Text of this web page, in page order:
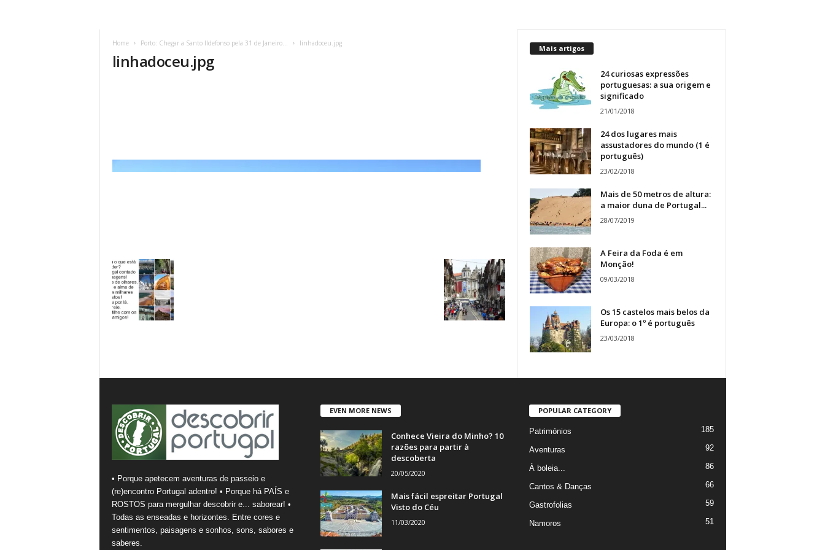
Home Porto: Chegar a Santo Ildefonso pela 31 de Janeiro… linhadoceu.jpg
linhadoceu.jpg
Mais artigos
24 curiosas expressões
portuguesas: a sua origem e
significado
21/01/2018
24 dos lugares mais
assustadores do mundo (1 é
português)
23/02/2018
Mais de 50 metros de altura:
a maior duna de Portugal...
28/07/2019
A Feira da Foda é em
Monção!
09/03/2018
Os 15 castelos mais belos da
Europa: o 1º é português
23/03/2018
• Porque apetecem aventuras de passeio e
(re)encontro Portugal adentro! • Porque há PAÍS e
ROSTOS para mergulhar descobrir e... saborear! •
Todas as enseadas e horizontes. Entre cores e
sentimentos, paisagens e sonhos, sons, sabores e
saberes.
EVEN MORE NEWS
Conhece Vieira do Minho? 10
razões para partir à
descoberta
20/05/2020
Mais fácil espreitar Portugal
Visto do Céu
11/03/2020
POPULAR CATEGORY
Patrimónios 185
Aventuras 92
À boleia... 86
Cantos & Danças 66
Gastrofolias 59
Namoros 51